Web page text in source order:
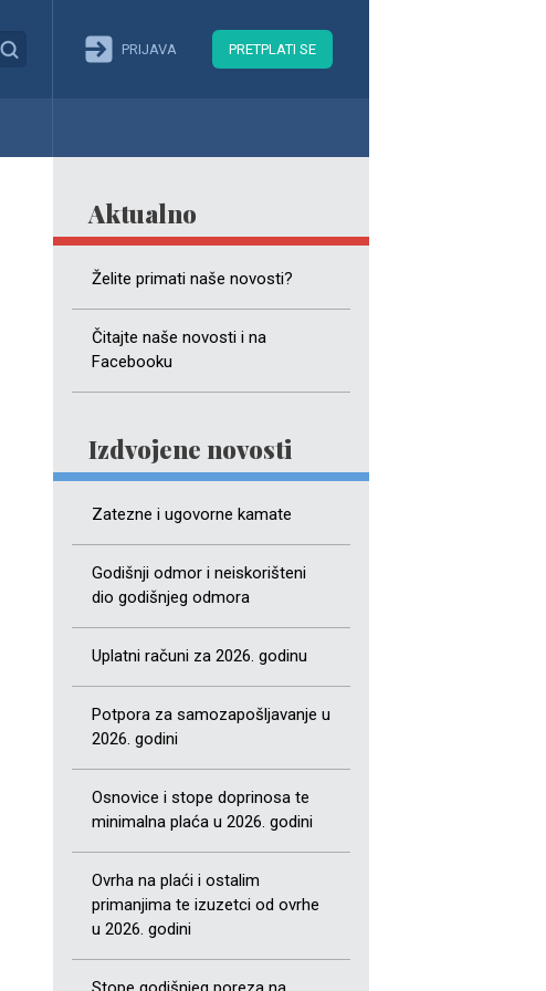
PRIJAVA PRETPLATI SE
Aktualno
Želite primati naše novosti?
Čitajte naše novosti i na
Facebooku
Izdvojene novosti
Zatezne i ugovorne kamate
Godišnji odmor i neiskorišteni
dio godišnjeg odmora
Uplatni računi za 2026. godinu
Potpora za samozapošljavanje u
2026. godini
Osnovice i stope doprinosa te
minimalna plaća u 2026. godini
Ovrha na plaći i ostalim
primanjima te izuzetci od ovrhe
u 2026. godini